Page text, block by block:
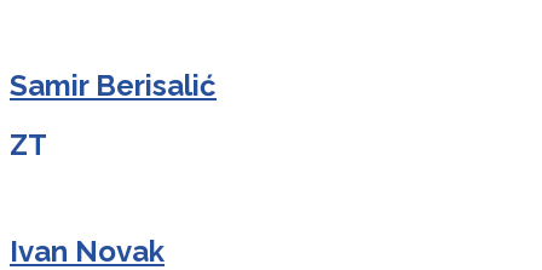
Samir Berisalić
ZT
Ivan Novak